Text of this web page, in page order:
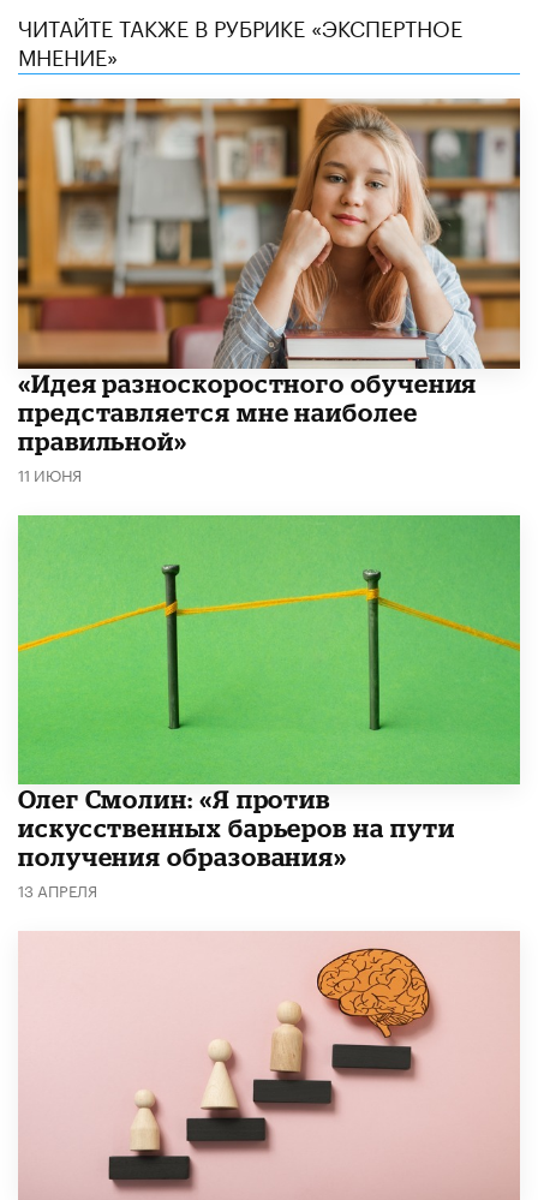
ЧИТАЙТЕ ТАКЖЕ В РУБРИКЕ «ЭКСПЕРТНОЕ
МНЕНИЕ»
«Идея разноскоростного обучения
представляется мне наиболее
правильной»
11 ИЮНЯ
Олег Смолин: «Я против
искусственных барьеров на пути
получения образования»
13 АПРЕЛЯ